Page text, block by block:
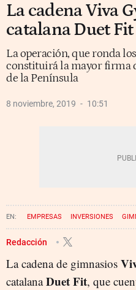
La cadena Viva
catalana Duet Fit
La operación, que ronda
constituirá la mayor firma
de la Península
8 noviembre, 2019 10:51
EMPRESAS INVERSIONES
Redacción
La cadena de gimnasios
catalanaDuet Fit, que